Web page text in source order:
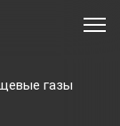
газы